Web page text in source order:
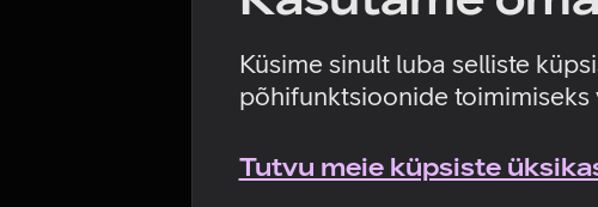
Küsime sinult luba selliste
põhifunktsioonide
Tutvu meie küpsiste